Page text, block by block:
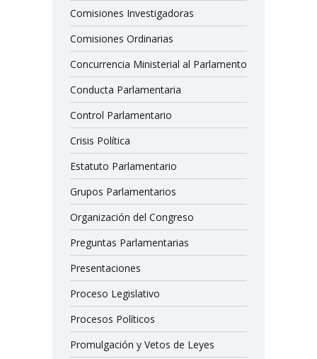
Comisiones Investigadoras
Comisiones Ordinarias
Concurrencia Ministerial al Parlamento
Conducta Parlamentaria
Control Parlamentario
Crisis Política
Estatuto Parlamentario
Grupos Parlamentarios
Organización del Congreso
Preguntas Parlamentarias
Presentaciones
Proceso Legislativo
Procesos Políticos
Promulgación y Vetos de Leyes